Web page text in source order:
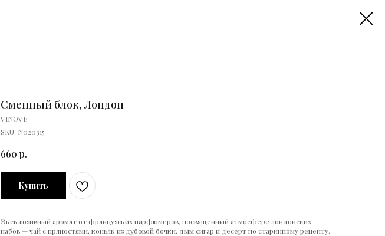
Сменный блок, Лондон
VINOVE
SKU: N020315
660 р.
Купить
Эксклюзивный аромат от французских парфюмеров, посвященный атмосфере лондонских
пабов — чай с пряностями, коньяк из дубовой бочки, дым сигар и десерт по старинному рецепту.